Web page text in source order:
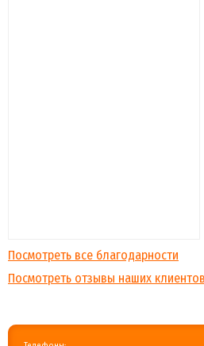
Посмотреть все благодарности
Посмотреть отзывы наших клиентов